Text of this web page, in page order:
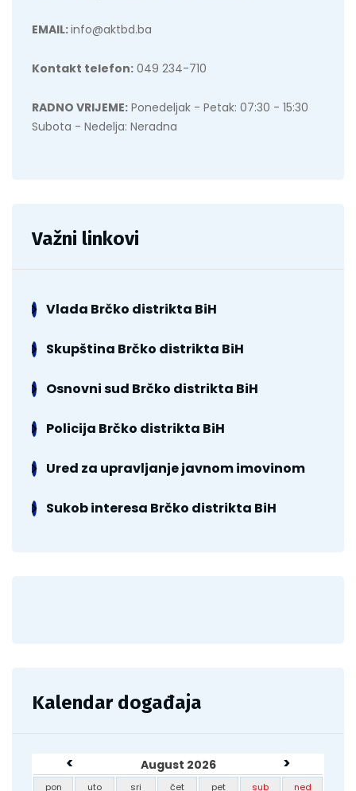
EMAIL:info@aktbd.ba
Kontakt telefon: 049 234-710
RADNO VRIJEME: Ponedeljak - Petak: 07:30 - 15:30
Subota - Nedelja: Neradna
Važni linkovi
Vlada Brčko distrikta BiH
Skupština Brčko distrikta BiH
Osnovni sud Brčko distrikta BiH
Policija Brčko distrikta BiH
Ured za upravljanje javnom imovinom
Sukob interesa Brčko distrikta BiH
Kalendar događaja
< August 2026 >
pon uto sri čet pet sub ned